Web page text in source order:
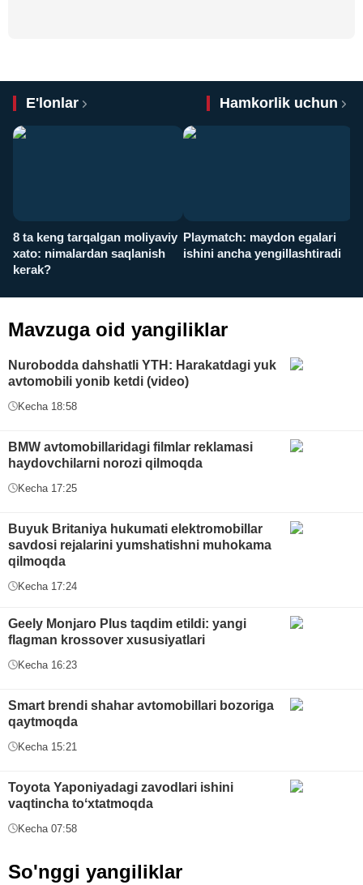
E'lonlar Hamkorlik uchun
8 ta keng tarqalgan moliyaviy
xato: nimalardan saqlanish
kerak?
Playmatch: maydon egalari
ishini ancha yengillashtiradi
Mavzuga oid yangiliklar
Nurobodda dahshatli YTH: Harakatdagi yuk
avtomobili yonib ketdi (video)
Kecha 18:58
BMW avtomobillaridagi filmlar reklamasi
haydovchilarni norozi qilmoqda
Kecha 17:25
Buyuk Britaniya hukumati elektromobillar
savdosi rejalarini yumshatishni muhokama
qilmoqda
Kecha 17:24
Geely Monjaro Plus taqdim etildi: yangi
flagman krossover xususiyatlari
Kecha 16:23
Smart brendi shahar avtomobillari bozoriga
qaytmoqda
Kecha 15:21
Toyota Yaponiyadagi zavodlari ishini
vaqtincha toʻxtatmoqda
Kecha 07:58
So'nggi yangiliklar